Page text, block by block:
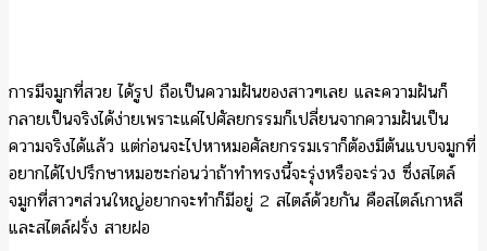
การมีจมูกที่สวย ได้รูป ถือเป็นความฝันของสาวๆเลย และความฝันก็
กลายเป็นจริงได้ง่ายเพราะแค่ไปศัลยกรรมก็เปลี่ยนจากความฝันเป็น
ความจริงได้แล้ว แต่ก่อนจะไปหาหมอศัลยกรรมเราก็ต้องมีต้นแบบจมูกที่
อยากได้ไปปรึกษาหมอซะก่อนว่าถ้าทำทรงนี้จะรุ่งหรือจะร่วง ซึ่งสไตล์
จมูกที่สาวๆส่วนใหญ่อยากจะทำก็มีอยู่ 2 สไตล์ด้วยกัน คือสไตล์เกาหลี
และสไตล์ฝรั่ง สายฝอ